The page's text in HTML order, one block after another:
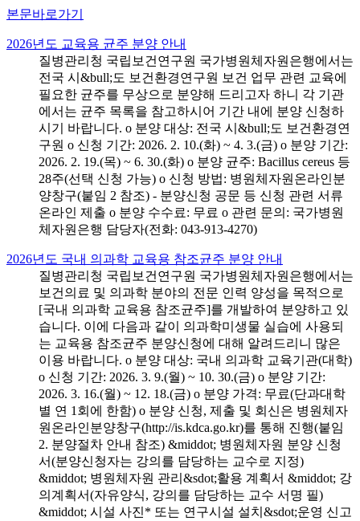
본문바로가기
2026년도 교육용 균주 분양 안내
질병관리청 국립보건연구원 국가병원체자원은행에서는
전국 시&bull;도 보건환경연구원 보건 업무 관련 교육에
필요한 균주를 무상으로 분양해 드리고자 하니 각 기관
에서는 균주 목록을 참고하시어 기간 내에 분양 신청하
시기 바랍니다. o 분양 대상: 전국 시&bull;도 보건환경연
구원 o 신청 기간: 2026. 2. 10.(화) ~ 4. 3.(금) o 분양 기간:
2026. 2. 19.(목) ~ 6. 30.(화) o 분양 균주: Bacillus cereus 등
28주(선택 신청 가능) o 신청 방법: 병원체자원온라인분
양창구(붙임 2 참조) - 분양신청 공문 등 신청 관련 서류
온라인 제출 o 분양 수수료: 무료 o 관련 문의: 국가병원
체자원은행 담당자(전화: 043-913-4270)
2026년도 국내 의과학 교육용 참조균주 분양 안내
질병관리청 국립보건연구원 국가병원체자원은행에서는
보건의료 및 의과학 분야의 전문 인력 양성을 목적으로
[국내 의과학 교육용 참조균주]를 개발하여 분양하고 있
습니다. 이에 다음과 같이 의과학미생물 실습에 사용되
는 교육용 참조균주 분양신청에 대해 알려드리니 많은
이용 바랍니다. o 분양 대상: 국내 의과학 교육기관(대학)
o 신청 기간: 2026. 3. 9.(월) ~ 10. 30.(금) o 분양 기간:
2026. 3. 16.(월) ~ 12. 18.(금) o 분양 가격: 무료(단과대학
별 연 1회에 한함) o 분양 신청, 제출 및 회신은 병원체자
원온라인분양창구(http://is.kdca.go.kr)를 통해 진행(붙임
2. 분양절차 안내 참조) &middot; 병원체자원 분양 신청
서(분양신청자는 강의를 담당하는 교수로 지정)
&middot; 병원체자원 관리&sdot;활용 계획서 &middot; 강
의계획서(자유양식, 강의를 담당하는 교수 서명 필)
&middot; 시설 사진* 또는 연구시설 설치&sdot;운영 신고